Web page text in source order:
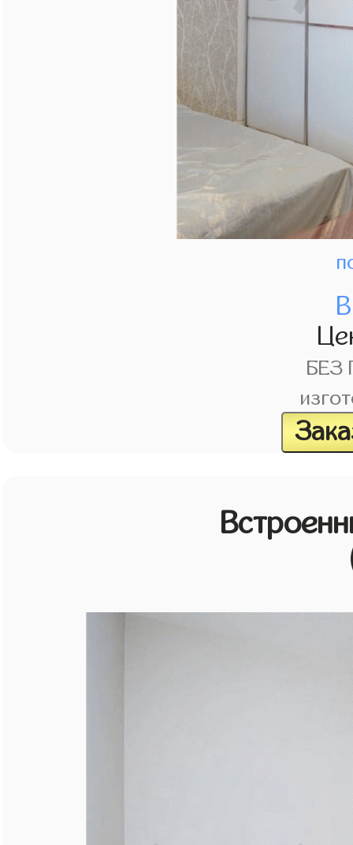
БЕЗ